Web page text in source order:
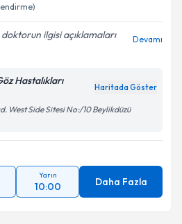
ilgisi açıklamaları
Devamı
Hastalıkları
Haritada Göster
West Side Sitesi No:/10 Beylikdüzü
Yarın
10:00 Daha Fazla